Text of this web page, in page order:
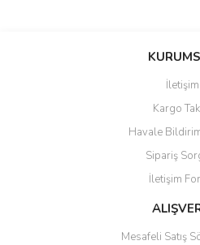
İletişim
Kargo
Havale
Sipariş
İletişim
Mesafeli Satış